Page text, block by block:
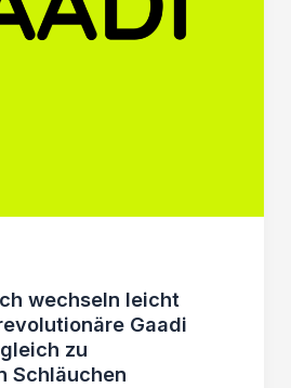
wechseln leicht
Gaadi
zu
Schläuchen